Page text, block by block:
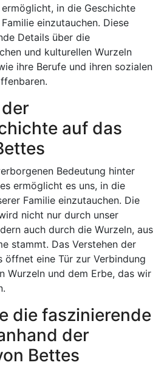
in die Geschichte
einzutauchen. Diese
Details über die
und kulturellen Wurzeln
ihre Berufe und ihren sozialen
auf das
Bedeutung hinter
ermöglicht es uns, in die
Familie einzutauchen. Die
nicht nur durch unser
auch durch die Wurzeln, aus
stammt. Das Verstehen der
öffnet eine Tür zur Verbindung
Wurzeln und dem Erbe, das wir
die faszinierende
der
Bettes